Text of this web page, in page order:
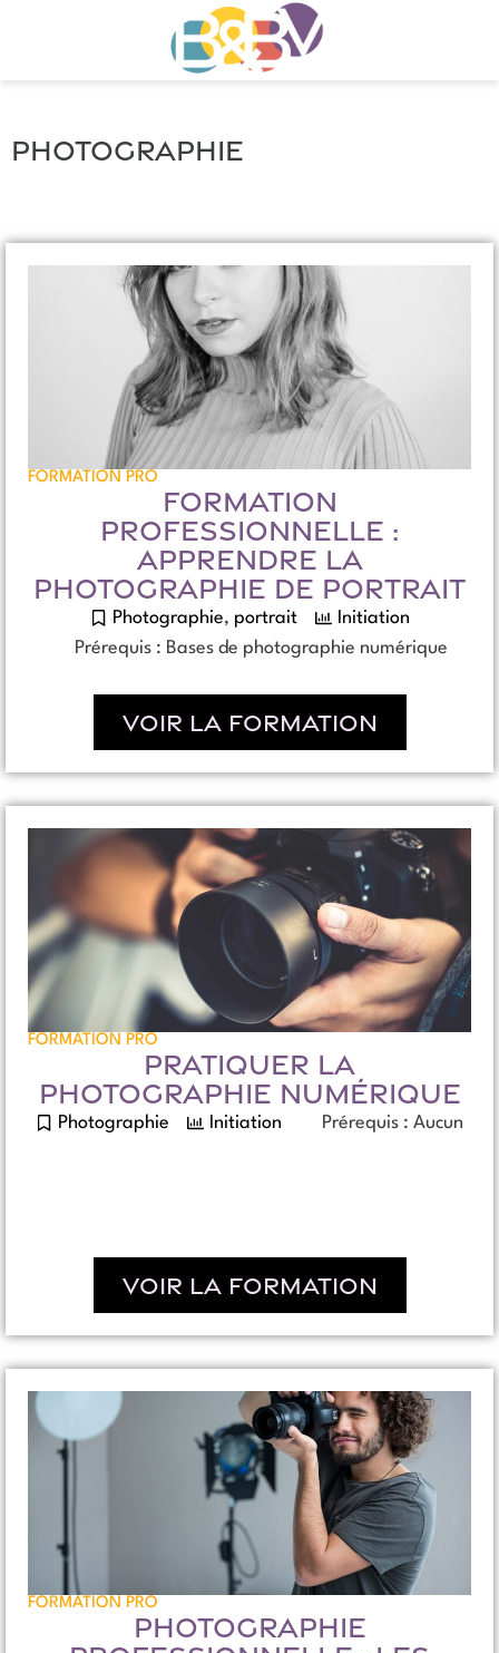
Photographie
FORMATION PRO
FORMATION
PROFESSIONNELLE :
APPRENDRE LA
PHOTOGRAPHIE DE PORTRAIT
Photographie, portrait
Initiation
Prérequis : Bases de photographie numérique
Voir la formation
FORMATION PRO
PRATIQUER LA
PHOTOGRAPHIE NUMÉRIQUE
Photographie Initiation Prérequis : Aucun
Voir la formation
FORMATION PRO
PHOTOGRAPHIE